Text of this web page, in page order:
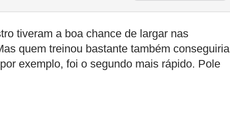
tiveram a boa chance de largar nas
quem treinou bastante também conseguiria
exemplo, foi o segundo mais rápido. Pole